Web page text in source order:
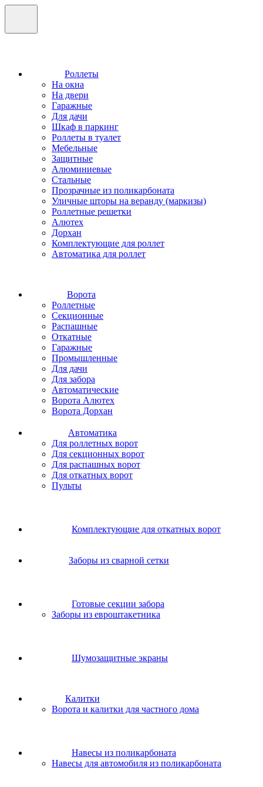
Роллеты
На окна
На двери
Гаражные
Для дачи
Шкаф в паркинг
Роллеты в туалет
Мебельные
Защитные
Алюминиевые
Стальные
Прозрачные из поликарбоната
Уличные шторы на веранду (маркизы)
Роллетные решетки
Алютех
Дорхан
Комплектующие для роллет
Автоматика для роллет
Ворота
Роллетные
Секционные
Распашные
Откатные
Гаражные
Промышленные
Для дачи
Для забора
Автоматические
Ворота Алютех
Ворота Дорхан
Автоматика
Для роллетных ворот
Для секционных ворот
Для распашных ворот
Для откатных ворот
Пульты
Комплектующие для откатных ворот
Заборы из сварной сетки
Готовые секции забора
Заборы из евроштакетника
Шумозащитные экраны
Калитки
Ворота и калитки для частного дома
Навесы из поликарбоната
Навесы для автомобиля из поликарбоната